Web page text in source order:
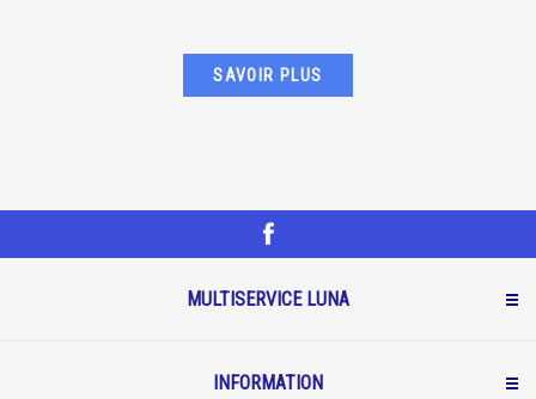
SAVOIR PLUS
MULTISERVICE LUNA
INFORMATION